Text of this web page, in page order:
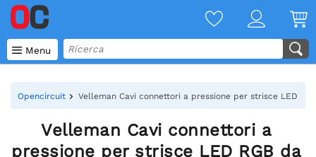
 Menu
Opencircuit Velleman Cavi connettori a pressione per strisce LED
Velleman Cavi connettori a
pressione per strisce LED RGB da